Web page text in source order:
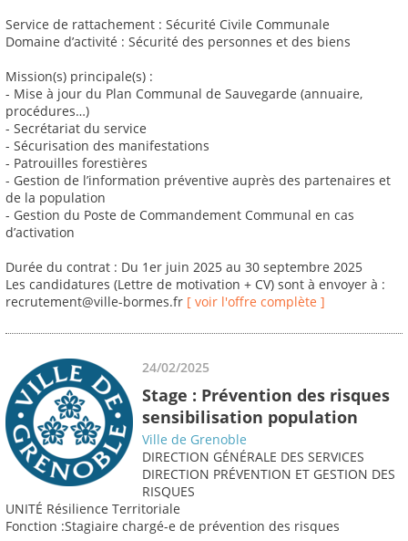
Service de rattachement : Sécurité Civile Communale
Domaine d’activité : Sécurité des personnes et des biens
Mission(s) principale(s) :
- Mise à jour du Plan Communal de Sauvegarde (annuaire,
procédures…)
- Secrétariat du service
- Sécurisation des manifestations
- Patrouilles forestières
- Gestion de l’information préventive auprès des partenaires et
de la population
- Gestion du Poste de Commandement Communal en cas
d’activation
Durée du contrat : Du 1er juin 2025 au 30 septembre 2025
Les candidatures (Lettre de motivation + CV) sont à envoyer à :
recrutement@ville-bormes.fr [ voir l'offre complète ]
24/02/2025
Stage : Prévention des risques
sensibilisation population
Ville de Grenoble
DIRECTION GÉNÉRALE DES SERVICES
DIRECTION PRÉVENTION ET GESTION DES
RISQUES
UNITÉ Résilience Territoriale
Fonction :Stagiaire chargé-e de prévention des risques